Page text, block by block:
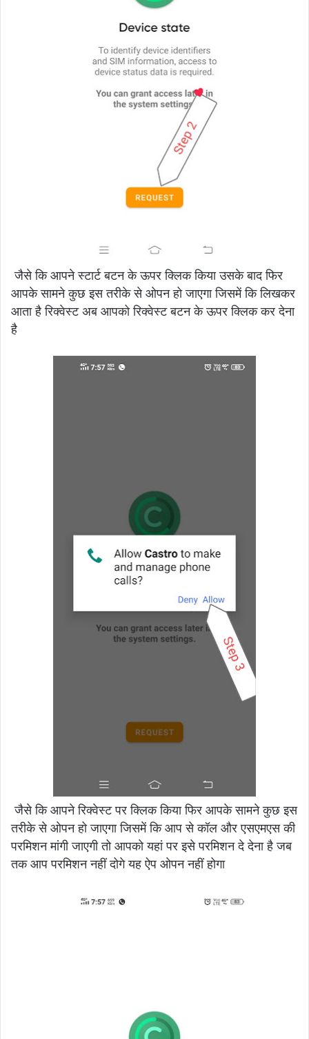
जैसे कि आपने स्टार्ट बटन के ऊपर क्लिक किया उसके बाद फिर
आपके सामने कुछ इस तरीके से ओपन हो जाएगा जिसमें कि लिखकर
आता है रिक्वेस्ट अब आपको रिक्वेस्ट बटन के ऊपर क्लिक कर देना
है
जैसे कि आपने रिक्वेस्ट पर क्लिक किया फिर आपके सामने कुछ इस
तरीके से ओपन हो जाएगा जिसमें कि आप से कॉल और एसएमएस की
परमिशन मांगी जाएगी तो आपको यहां पर इसे परमिशन दे देना है जब
तक आप परमिशन नहीं दोगे यह ऐप ओपन नहीं होगा